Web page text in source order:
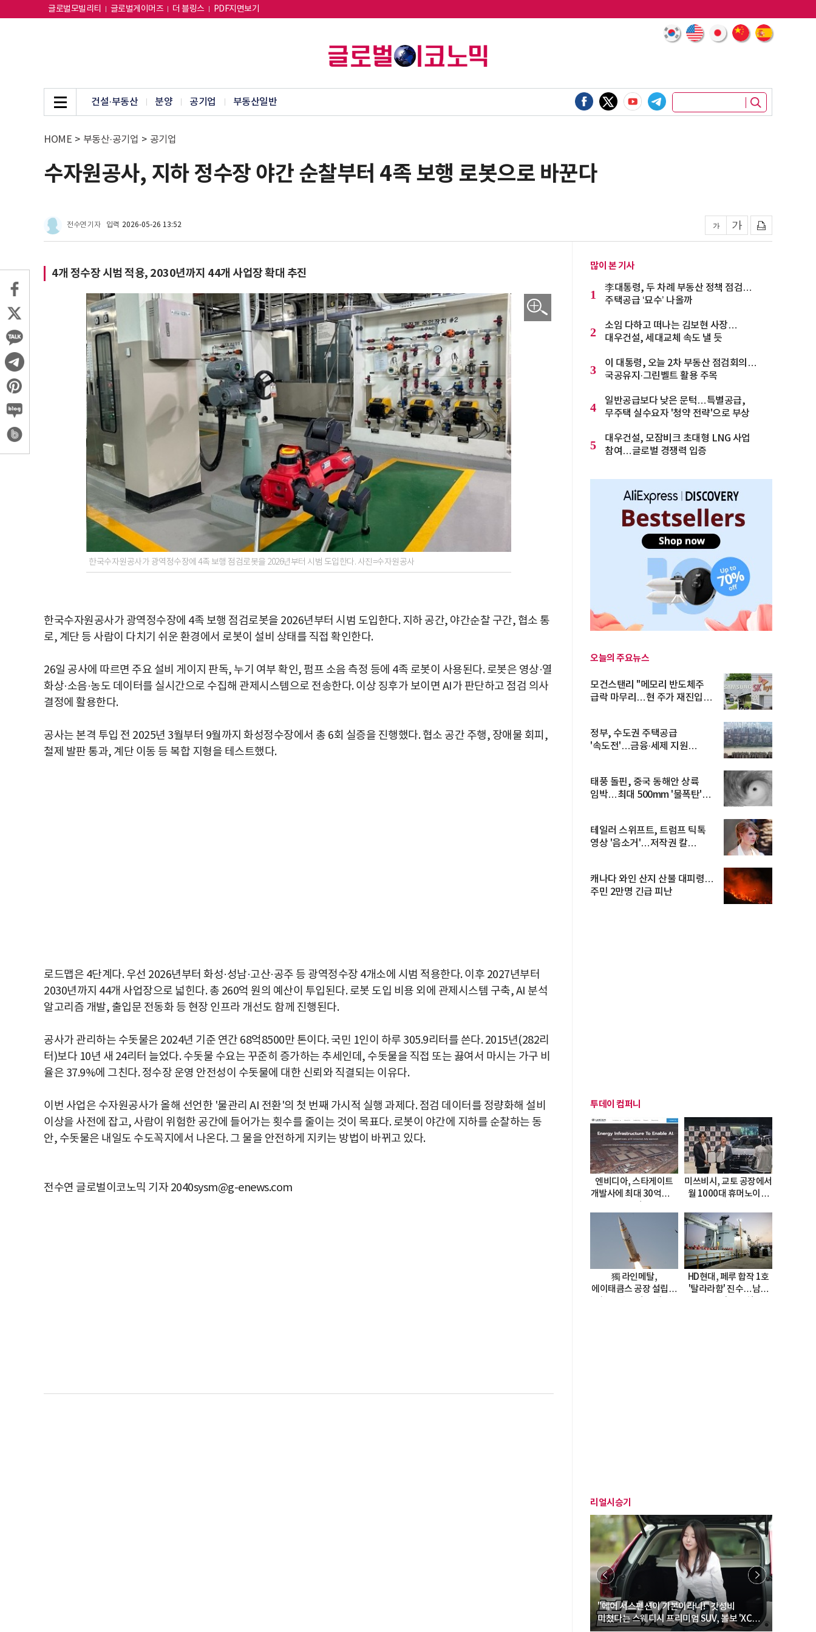
글로벌모빌리티 글로벌게이머즈 더 블링스 PDF지면보기
건설·부동산 분양 공기업 부동산일반
HOME > 부동산·공기업 > 공기업
수자원공사, 지하 정수장 야간 순찰부터 4족 보행 로봇으로 바꾼다
전수연 기자 입력 2026-05-26 13:52
4개 정수장 시범 적용, 2030년까지 44개 사업장 확대 추진
한국수자원공사가 광역정수장에 4족 보행 점검로봇을 2026년부터 시범 도입한다. 사진=수자원공사
한국수자원공사가 광역정수장에 4족 보행 점검로봇을 2026년부터 시범 도입한다. 지하 공간, 야간순찰 구간, 협소 통
로, 계단 등 사람이 다치기 쉬운 환경에서 로봇이 설비 상태를 직접 확인한다.
26일 공사에 따르면 주요 설비 게이지 판독, 누기 여부 확인, 펌프 소음 측정 등에 4족 로봇이 사용된다. 로봇은 영상·열
화상·소음·농도 데이터를 실시간으로 수집해 관제시스템으로 전송한다. 이상 징후가 보이면 AI가 판단하고 점검 의사
결정에 활용한다.
공사는 본격 투입 전 2025년 3월부터 9월까지 화성정수장에서 총 6회 실증을 진행했다. 협소 공간 주행, 장애물 회피,
철제 발판 통과, 계단 이동 등 복합 지형을 테스트했다.
로드맵은 4단계다. 우선 2026년부터 화성·성남·고산·공주 등 광역정수장 4개소에 시범 적용한다. 이후 2027년부터
2030년까지 44개 사업장으로 넓힌다. 총 260억 원의 예산이 투입된다. 로봇 도입 비용 외에 관제시스템 구축, AI 분석
알고리즘 개발, 출입문 전동화 등 현장 인프라 개선도 함께 진행된다.
공사가 관리하는 수돗물은 2024년 기준 연간 68억8500만 톤이다. 국민 1인이 하루 305.9리터를 쓴다. 2015년(282리
터)보다 10년 새 24리터 늘었다. 수돗물 수요는 꾸준히 증가하는 추세인데, 수돗물을 직접 또는 끓여서 마시는 가구 비
율은 37.9%에 그친다. 정수장 운영 안전성이 수돗물에 대한 신뢰와 직결되는 이유다.
이번 사업은 수자원공사가 올해 선언한 '물관리 AI 전환'의 첫 번째 가시적 실행 과제다. 점검 데이터를 정량화해 설비
이상을 사전에 잡고, 사람이 위험한 공간에 들어가는 횟수를 줄이는 것이 목표다. 로봇이 야간에 지하를 순찰하는 동
안, 수돗물은 내일도 수도꼭지에서 나온다. 그 물을 안전하게 지키는 방법이 바뀌고 있다.
전수연 글로벌이코노믹 기자 2040sysm@g-enews.com
많이 본 기사
1
李대통령, 두 차례 부동산 정책 점검…
주택공급 ‘묘수’ 나올까
2
소임 다하고 떠나는 김보현 사장…
대우건설, 세대교체 속도 낼 듯
3
이 대통령, 오늘 2차 부동산 점검회의…
국공유지·그린벨트 활용 주목
4
일반공급보다 낮은 문턱…특별공급,
무주택 실수요자 '청약 전략'으로 부상
5
대우건설, 모잠비크 초대형 LNG 사업
참여…글로벌 경쟁력 입증
오늘의 주요뉴스
모건스탠리 "메모리 반도체주
급락 마무리…현 주가 재진입
정부, 수도권 주택공급
'속도전'…금융·세제 지원
태풍 돌핀, 중국 동해안 상륙
임박…최대 500mm '물폭탄'
테일러 스위프트, 트럼프 틱톡
영상 '음소거'…저작권 칼
캐나다 와인 산지 산불 대피령…
주민 2만명 긴급 피난
투데이 컴퍼니
엔비디아, 스타게이트
개발사에 최대 30억달러
미쓰비시, 교토 공장에서
월 1000대 휴머노이드
獨 라인메탈,
에이태큼스 공장 설립…
HD현대, 페루 합작 1호
'탈라라함' 진수…남미
리얼시승기
"에어 서스펜션이 기본이라니!" 갓성비
미쳤다는 스웨디시 프리미엄 SUV, 볼보 'XC60